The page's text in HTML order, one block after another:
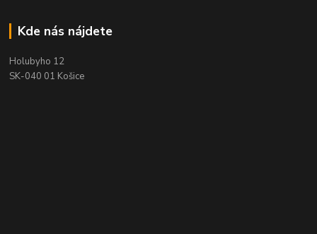
Kde nás nájdete
Holubyho 12
SK-040 01 Košice